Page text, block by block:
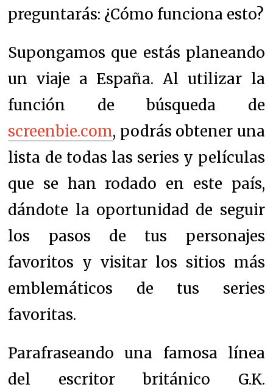
preguntarás: ¿Cómo funciona esto?
Supongamos que estás planeando
un viaje a España. Al utilizar la
función de búsqueda de
screenbie.com, podrás obtener una
lista de todas las series y películas
que se han rodado en este país,
dándote la oportunidad de seguir
los pasos de tus personajes
favoritos y visitar los sitios más
emblemáticos de tus series
favoritas.
Parafraseando una famosa línea
del escritor británico G.K.